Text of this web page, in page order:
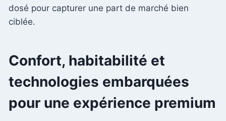
dosé pour capturer une part de marché bien
ciblée.
Confort, habitabilité et
technologies embarquées
pour une expérience premium